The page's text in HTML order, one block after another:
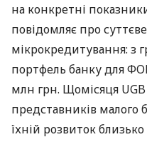
на конкретні
повідомляє про
мікрокредитування: з
портфель банку для
млн грн. Щомісяця
представників малого
їхній розвиток